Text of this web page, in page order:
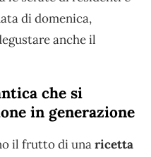
di domenica,
anche il
che si
in generazione
il frutto di unaricetta